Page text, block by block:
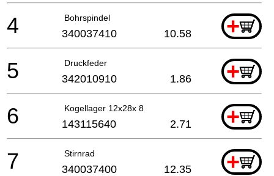
Bohrspindel +
4 340037410 10.58
Druckfeder +
5 342010910 1.86
Kogellager 12x28x 8 +
6 143115640 2.71
Stirnrad +
7 340037400 12.35